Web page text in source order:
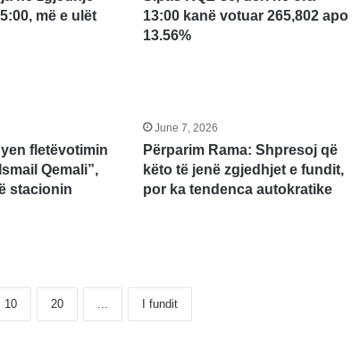
më e ulët
13:00 kanë votuar 265,802 apo
13.56%
fletëvotimin
Qemali”,
stacionin
June 7, 2026
Përparim Rama: Shpresoj që
këto të jenë zgjedhjet e fundit,
por ka tendenca autokratike
10 20 ... I fundit